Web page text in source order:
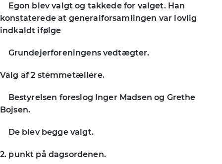
Egon blev valgt og takkede for valget. Han
konstaterede at generalforsamlingen var lovlig
indkaldt ifølge
Grundejerforeningens vedtægter.
Valg af 2 stemmetællere.
Bestyrelsen foreslog Inger Madsen og Grethe
Bojsen.
De blev begge valgt.
2. punkt på dagsordenen.